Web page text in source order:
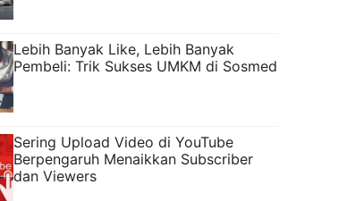
Lebih Banyak Like, Lebih Banyak
Pembeli: Trik Sukses UMKM di Sosmed
Sering Upload Video di YouTube
Berpengaruh Menaikkan Subscriber
dan Viewers